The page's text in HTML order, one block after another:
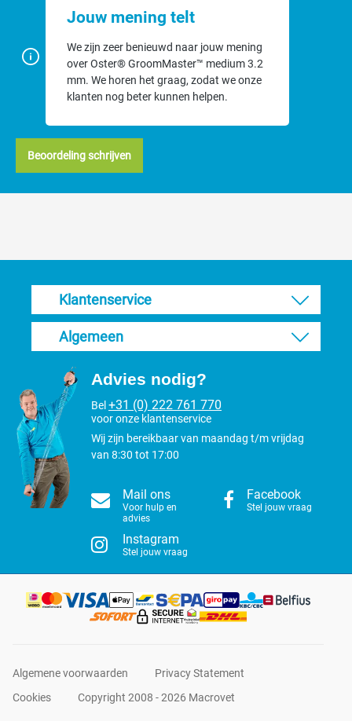
Jouw mening telt
We zijn zeer benieuwd naar jouw mening
over Oster® GroomMaster™ medium 3.2
mm. We horen het graag, zodat we onze
klanten nog beter kunnen helpen.
Beoordeling schrijven
Klantenservice
Algemeen
Advies nodig?
Bel +31 (0) 222 761 770
voor onze klantenservice
Wij zijn bereikbaar van maandag t/m vrijdag
van 8:30 tot 17:00
Mail ons
Voor hulp en
advies
Facebook
Stel jouw vraag
Instagram
Stel jouw vraag
Algemene voorwaarden
Privacy Statement
Cookies
Copyright 2008 - 2026 Macrovet